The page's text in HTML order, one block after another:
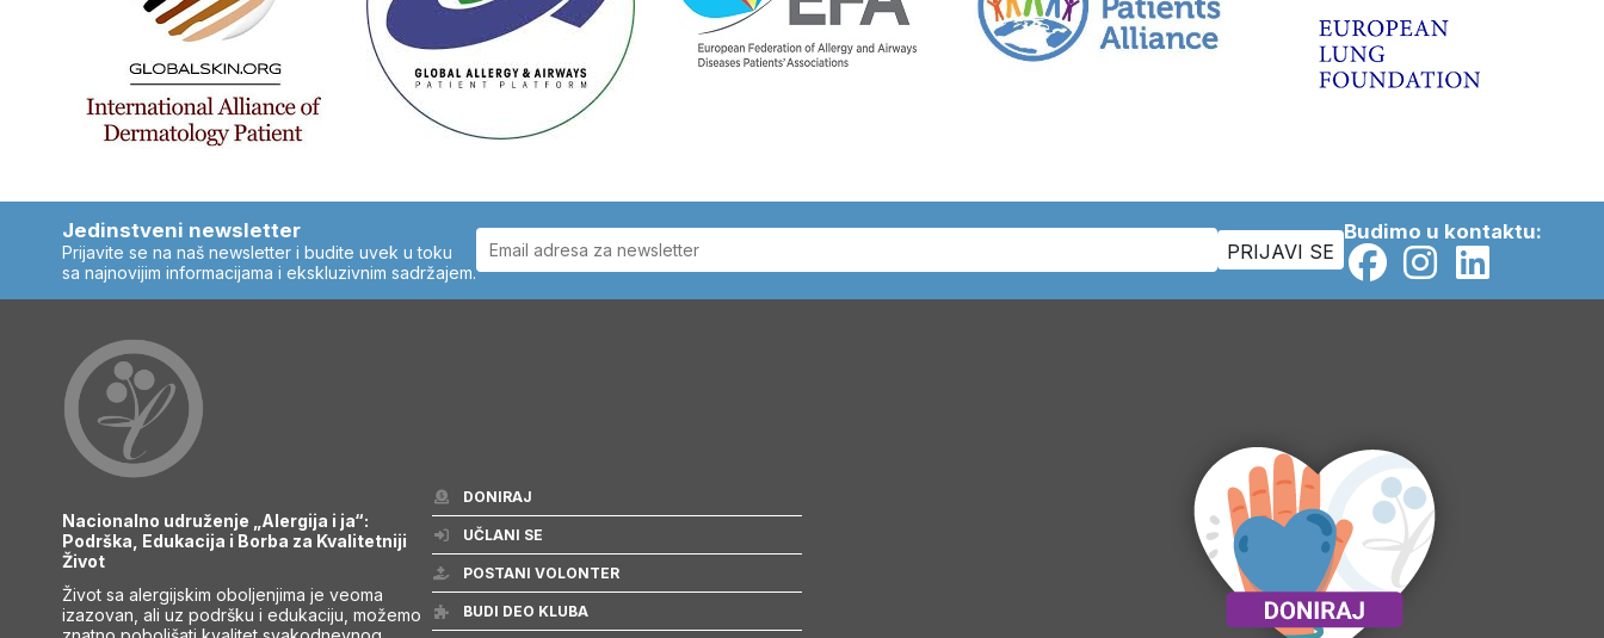
Jedinstveni newsletter
Prijavite se na naš newsletter i budite uvek u toku
sa najnovijim informacijama i ekskluzivnim sadržajem.
Budimo u kontaktu:
Nacionalno udruženje „Alergija i ja“:
Podrška, Edukacija i Borba za Kvalitetniji
Život
Život sa alergijskim oboljenjima je veoma
izazovan, ali uz podršku i edukaciju, možemo
DONIRAJ
UČLANI SE
POSTANI VOLONTER
BUDI DEO KLUBA